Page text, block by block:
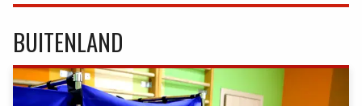
BUITENLAND